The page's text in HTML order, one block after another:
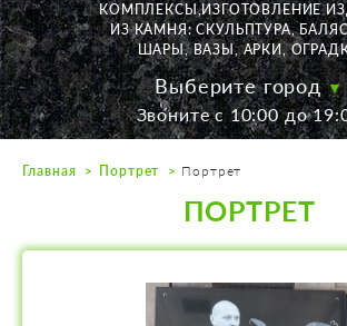
ДОСТАВКА
КОНТАКТЫ
K2532513@yandex.ru
Пн. — Пт. с 10:00 до 19:00
Воскресенье по договор.
КОМПЛЕКСЫ,ИЗГОТОВЛЕНИЕ
ИЗ КАМНЯ: СКУЛЬПТУРА,
ШАРЫ, ВАЗЫ, АРКИ,
Выберите город
Звоните с 10:00 до
Главная Портрет Портрет
ПОРТРЕТ